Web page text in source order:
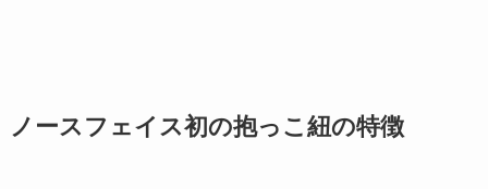
ノースフェイス初の抱っこ紐の特徴